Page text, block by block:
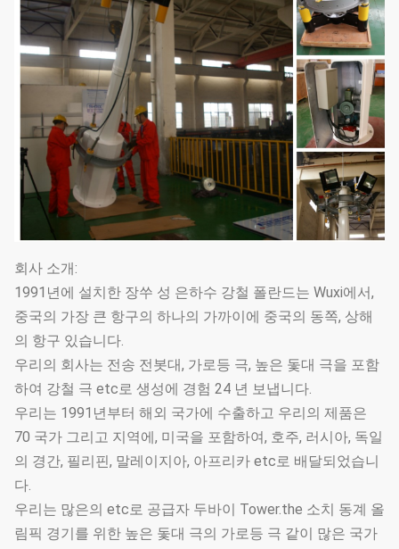
회사 소개:
1991년에 설치한 장쑤 성 은하수 강철 폴란드는 Wuxi에서,
중국의 가장 큰 항구의 하나의 가까이에 중국의 동쪽, 상해
의 항구 있습니다.
우리의 회사는 전송 전봇대, 가로등 극, 높은 돛대 극을 포함
하여 강철 극 etc로 생성에 경험 24 년 보냅니다.
우리는 1991년부터 해외 국가에 수출하고 우리의 제품은
70 국가 그리고 지역에, 미국을 포함하여, 호주, 러시아, 독일
의 경간, 필리핀, 말레이지아, 아프리카 etc로 배달되었습니
다.
우리는 많은의 etc로 공급자 두바이 Tower.the 소치 동계 올
림픽 경기를 위한 높은 돛대 극의 가로등 극 같이 많은 국가